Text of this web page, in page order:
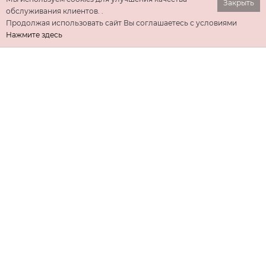
Закрыть
обслуживания клиентов. .
Продолжая использовать сайт Вы соглашаетесь с условиями
Нажмите здесь